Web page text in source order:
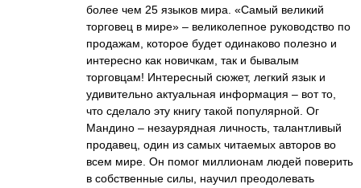
более чем 25 языков мира. «Самый великий
торговец в мире» – великолепное руководство по
продажам, которое будет одинаково полезно и
интересно как новичкам, так и бывалым
торговцам! Интересный сюжет, легкий язык и
удивительно актуальная информация – вот то,
что сделало эту книгу такой популярной. Ог
Мандино – незаурядная личность, талантливый
продавец, один из самых читаемых авторов во
всем мире. Он помог миллионам людей поверить
в собственные силы, научил преодолевать